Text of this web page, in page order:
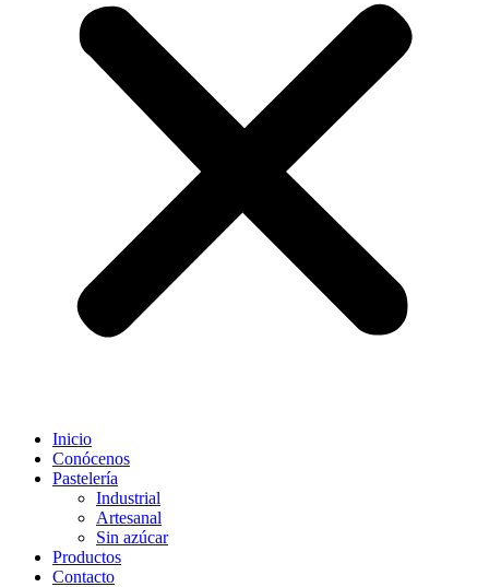
Inicio
Conócenos
Pastelería
Industrial
Artesanal
Sin azúcar
Productos
Contacto